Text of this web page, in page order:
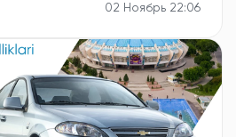
02 Ноябрь 22:06